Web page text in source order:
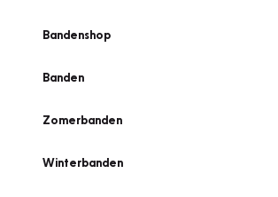
Bandenshop
Banden
Zomerbanden
Winterbanden